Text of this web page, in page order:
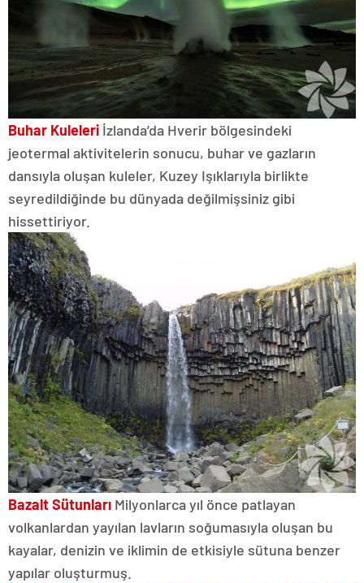
Buhar Kuleleri İzlanda’da Hverir bölgesindeki
jeotermal aktivitelerin sonucu, buhar ve gazların
dansıyla oluşan kuleler, Kuzey Işıklarıyla birlikte
seyredildiğinde bu dünyada değilmişsiniz gibi
hissettiriyor.
Bazalt Sütunları Milyonlarca yıl önce patlayan
volkanlardan yayılan lavların soğumasıyla oluşan bu
kayalar, denizin ve iklimin de etkisiyle sütuna benzer
yapılar oluşturmuş.